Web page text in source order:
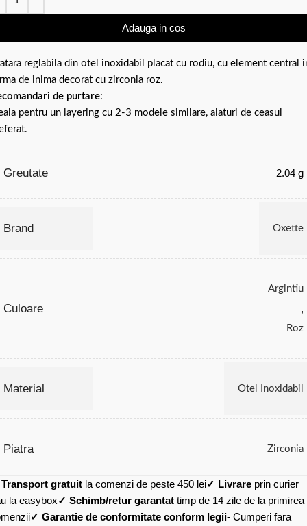
Adauga in cos
reglabila din otel inoxidabil placat cu rodiu, cu element central
de inima decorat cu zirconia roz.
de purtare:
pentru un layering cu 2-3 modele similare, alaturi de ceasul
Greutate 2.04 g
Brand Oxette
Culoare
Argintiu
,
Roz
Material Otel Inoxidabil
Piatra Zirconia
Transport gratuit la comenzi de peste 450 lei✓ Livrare prin curier
la easybox✓ Schimb/retur garantat timp de 14 zile de la primirea
✓ Garantie de conformitate conform legii- Cumperi fara